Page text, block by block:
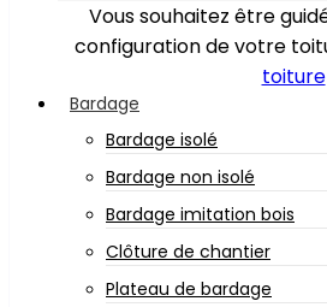
Vous souhaitez être
configuration de votre
toiture
Bardage
Bardage isolé
Bardage non isolé
Bardage imitation bois
Clôture de chantier
Plateau de bardage